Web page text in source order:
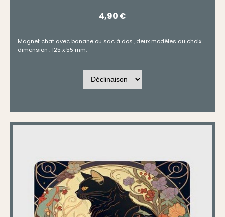
4,90€
Magnet chat avec banane ou sac à dos., deux modèles au choix.
dimension : 125 x 55 mm.